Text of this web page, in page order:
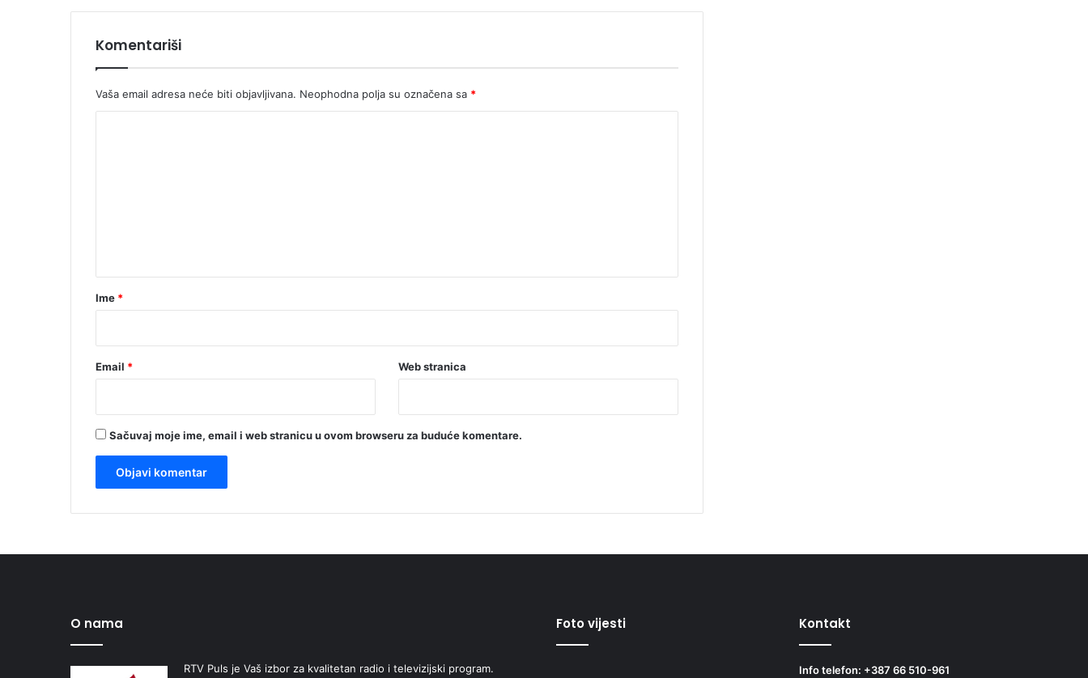
Komentariši
Vaša email adresa neće biti objavljivana. Neophodna polja su označena sa *
r
Ime *
Email * Web stranica
Sačuvaj moje ime, email i web stranicu u ovom browseru za buduće komentare.
O nama
RTV Puls je Vaš izbor za kvalitetan radio i televizijski program.
Foto vijesti Kontakt
Info telefon: +387 66 510-961